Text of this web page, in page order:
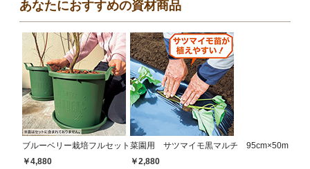
あなたにおすすめの資材商品
ブルーベリー栽培フルセット
￥4,880
菜園用 サツマイモ黒マルチ 95cm×50m
￥2,880